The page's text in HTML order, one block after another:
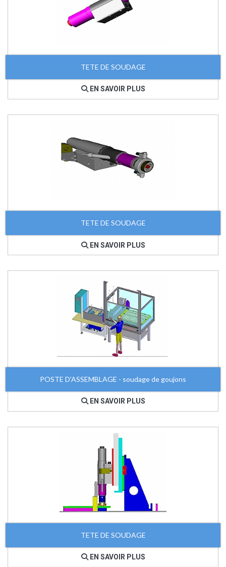
TETE DE SOUDAGE
EN SAVOIR PLUS
TETE DE SOUDAGE
EN SAVOIR PLUS
POSTE D'ASSEMBLAGE - soudage de goujons
EN SAVOIR PLUS
TETE DE SOUDAGE
EN SAVOIR PLUS